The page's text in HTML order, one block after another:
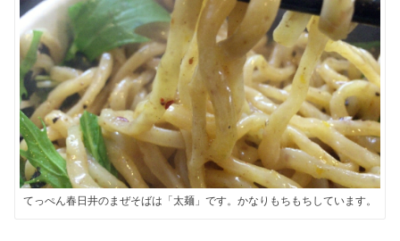
てっぺん春日井のまぜそばは「太麺」です。かなりもちもちしています。